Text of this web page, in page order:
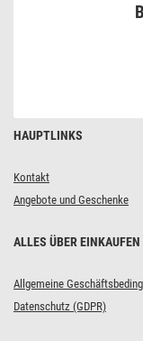
HAUPTLINKS
Kontakt
Angebote und Geschenke
ALLES ÜBER EINKAUFEN
Allgemeine
Datenschutz (GDPR)